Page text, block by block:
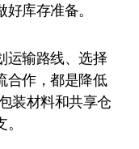
库存准备。
运输路线、选择
合作，都是降低
装材料和共享仓